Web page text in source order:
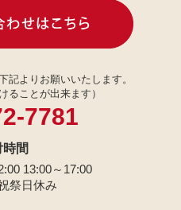
記よりお願いいたします。
ることが出来ます）
7781
時間
13:00～17:00
祭日休み